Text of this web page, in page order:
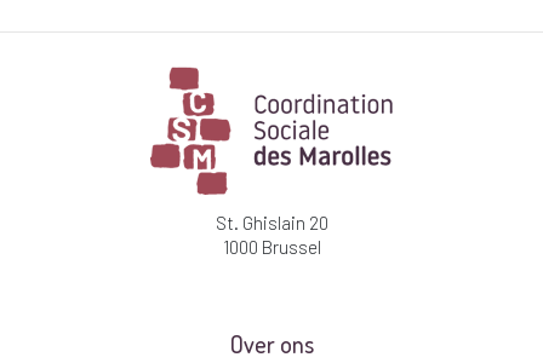
St. Ghislain 20
1000 Brussel
Over ons